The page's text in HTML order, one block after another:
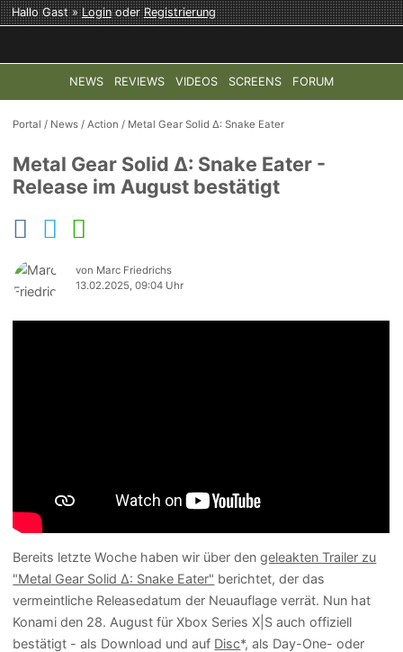
Hallo Gast »LoginoderRegistrierung
NEWS REVIEWS VIDEOS SCREENS FORUM
TOP-THEMEN: COD: MODERN WARFARE 4 HALO:
Portal / News /Action / Metal Gear Solid Δ: Snake Eater
Metal Gear Solid Δ: Snake Eater -
Release im August bestätigt
von Marc Friedrichs
13.02.2025, 09:04 Uhr
Bereits letzte Woche haben wir über dengeleakten Trailer zu
"Metal Gear Solid Δ: Snake Eater" berichtet, der das
vermeintliche Releasedatum der Neuauflage verrät. Nun hat
Konami den 28. August für Xbox Series X|S auch offiziell
bestätigt - als Download und auf Disc*, als Day-One- oder